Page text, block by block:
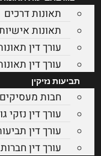
תאונות דרכים
תאונות
עורך דין
עורך דין
תביעות נזיקין
חבות מעסיקים
עורך דין נזקי
עורך דין
עורך דין